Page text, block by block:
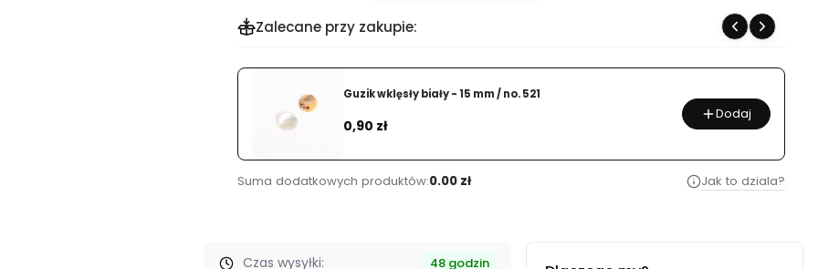
Zalecane przy zakupie:
Guzik wklęsły biały - 15 mm / no. 521
Cena
0,90 zł
Dodaj
Suma dodatkowych produktów:0.00 zł Jak to dziala?
Czas wysyłki: 48 godzin